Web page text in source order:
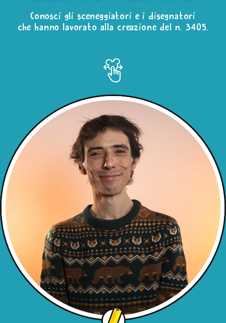
Conosci gli sceneggiatori e i disegnatori
che hanno lavorato alla creazione del n. 3405.